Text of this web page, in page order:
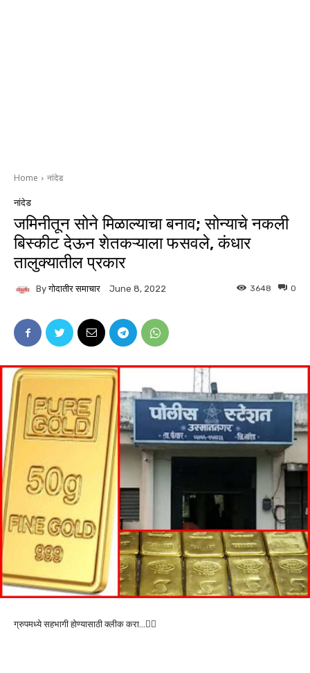
Home नांदेड
नांदेड
जमिनीतून सोने मिळाल्याचा बनाव; सोन्याचे नकली
बिस्कीट देऊन शेतकऱ्याला फसवले, कंधार
तालुक्यातील प्रकार
By गोदातीर समाचार June 8, 2022 0
3648
ग्रुपमध्ये सहभागी होण्यासाठी क्लीक करा…👆🏻